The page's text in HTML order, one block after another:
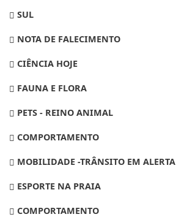
SUL
NOTA DE FALECIMENTO
CIÊNCIA HOJE
FAUNA E FLORA
PETS - REINO ANIMAL
COMPORTAMENTO
MOBILIDADE -TRÂNSITO EM ALERTA
ESPORTE NA PRAIA
COMPORTAMENTO